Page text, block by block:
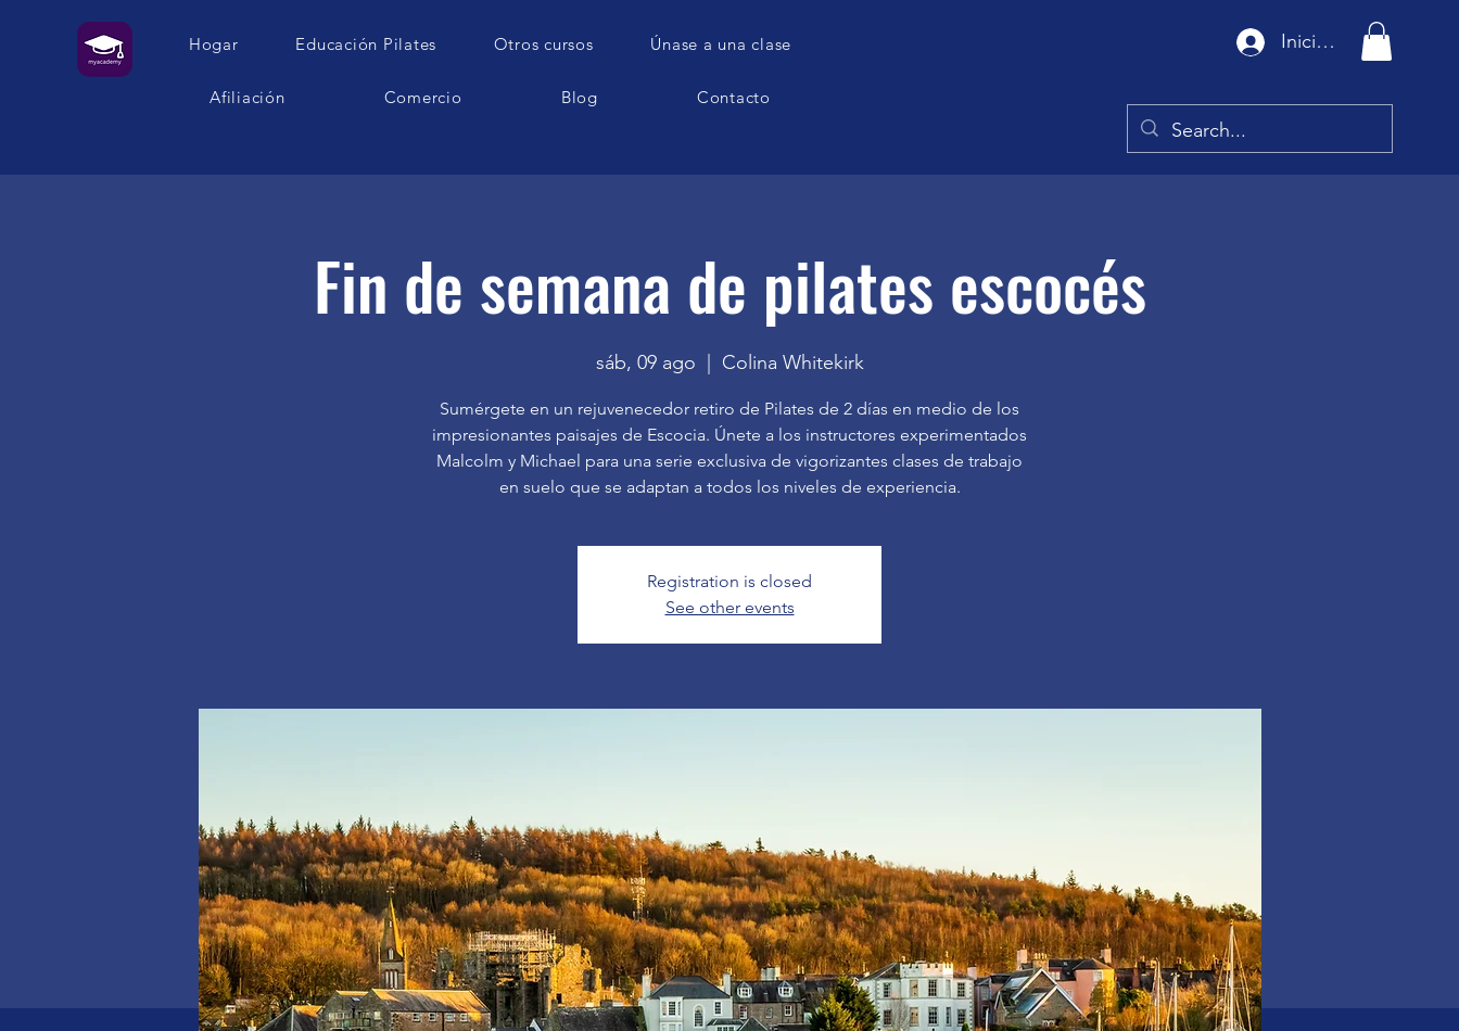
Hogar Educación Pilates Otros cursos Únase a una clase
Afiliación Comercio Blog Contacto
Iniciar sesión
Fin de semana de pilates escocés
sáb, 09 ago Colina Whitekirk
Sumérgete en un rejuvenecedor retiro de Pilates de 2 días en medio de los
impresionantes paisajes de Escocia. Únete a los instructores experimentados
Malcolm y Michael para una serie exclusiva de vigorizantes clases de trabajo
en suelo que se adaptan a todos los niveles de experiencia.
Registration is closed
See other events